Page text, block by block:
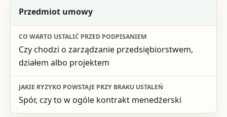
Obszar
Co warto ustalić przed podpisaniem
Jakie ryzyko powstaje przy braku ustaleń
Przedmiot umowy
Czy chodzi o zarządzanie przedsiębiorstwem,
działem albo projektem
Spór, czy to w ogóle kontrakt menedżerski